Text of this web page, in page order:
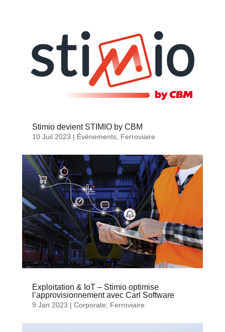
Stimio devient STIMIO by CBM
10 Juil 2023 | Événements, Ferroviaire
Exploitation & IoT – Stimio optimise
l’approvisionnement avec Carl Software
9 Jan 2023 | Corporate Ferroviaire